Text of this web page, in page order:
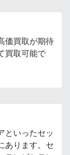
価買取が期待
買取可能で
といったセッ
あります。セ